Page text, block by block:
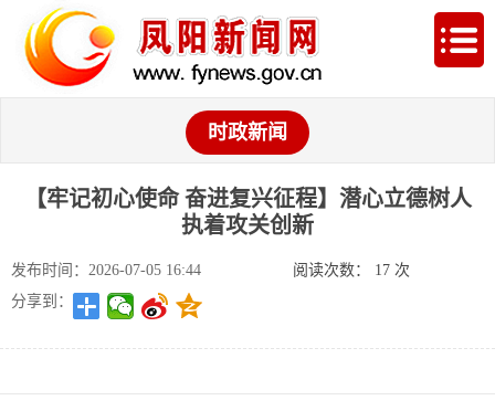
时政新闻
【牢记初心使命 奋进复兴征程】潜心立德树人
执着攻关创新
发布时间：2026-07-05 16:44 阅读次数： 17次
分享到：